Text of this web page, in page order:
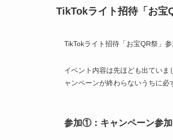
TikTokライト招待「お宝
TikTokライト招待「お宝QR祭」参
イベント内容は先ほども出てい
ャンペーンが終わらないうちに必
参加①：キャンペーン参